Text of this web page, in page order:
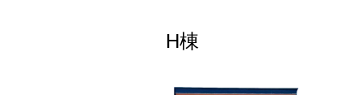
H棟